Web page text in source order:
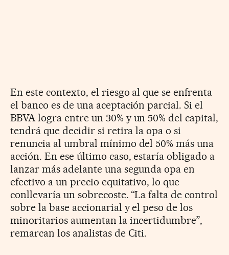
En este contexto, el riesgo al que se enfrenta
el banco es de una aceptación parcial. Si el
BBVA logra entre un 30% y un 50% del capital,
tendrá que decidir si retira la opa o si
renuncia al umbral mínimo del 50% más una
acción. En ese último caso, estaría obligado a
lanzar más adelante una segunda opa en
efectivo a un precio equitativo, lo que
conllevaría un sobrecoste. “La falta de control
sobre la base accionarial y el peso de los
minoritarios aumentan la incertidumbre”,
remarcan los analistas de Citi.